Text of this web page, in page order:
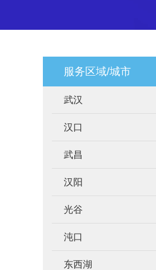
服务区域/城市
武汉
汉口
武昌
汉阳
光谷
沌口
东西湖